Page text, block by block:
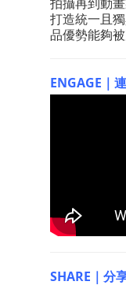
打造統一且
品優勢能夠
ENGAGE｜
SHARE｜分